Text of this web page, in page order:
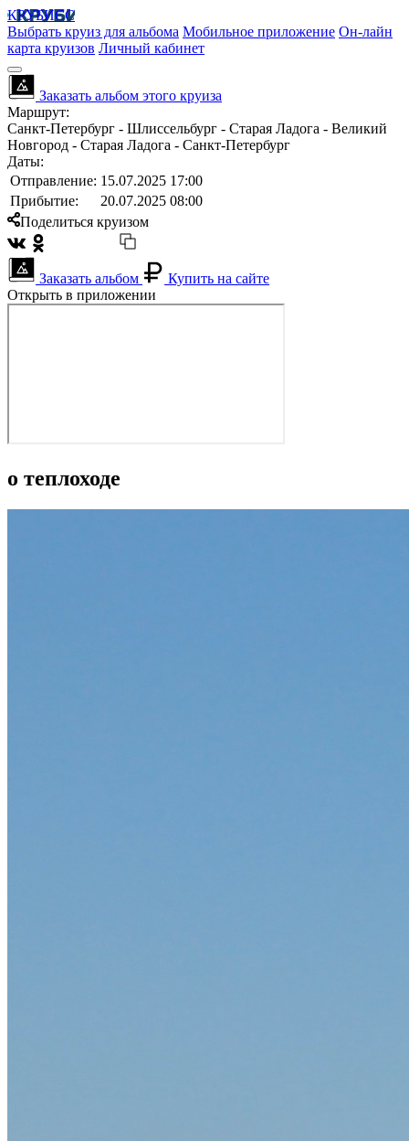
КРУБИСС
Выбрать круиз для альбома Мобильное приложение Он-лайн
карта круизов Личный кабинет
Заказать альбом этого круиза
Маршрут:
Санкт-Петербург - Шлиссельбург - Старая Ладога - Великий
Новгород - Старая Ладога - Санкт-Петербург
Даты:
Отправление: 15.07.2025 17:00
Прибытие:
20.07.2025 08:00
Поделиться круизом
Заказать альбом
Купить на сайте
Открыть в приложении
о теплоходе